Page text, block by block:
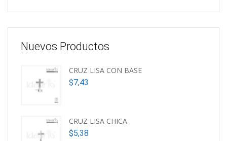
Nuevos Productos
CRUZ LISA CON BASE
$7,43
CRUZ LISA CHICA
$5,38